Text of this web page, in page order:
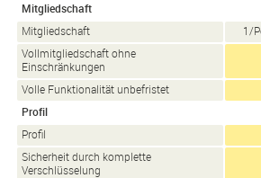
Mitgliedschaft
Mitgliedschaft
1/
Vollmitgliedschaft ohne
Einschränkungen
Volle Funktionalität unbefristet
Profil
Profil
Sicherheit durch komplette
Verschlüsselung